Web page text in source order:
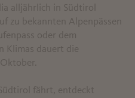
alljährlich in Südtirol
zu bekannten Alpenpässen
oder dem
Klimas dauert die
fährt, entdeckt